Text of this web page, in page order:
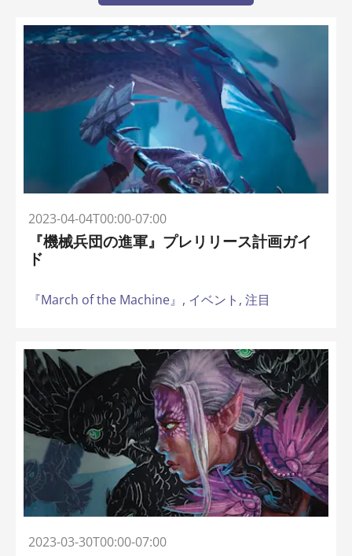
2023-04-04T00:00-07:00
『機械兵団の進軍』プレリリース計画ガイ
ド
『March of the Machine』, イベント, 注目
2023-03-30T00:00-07:00